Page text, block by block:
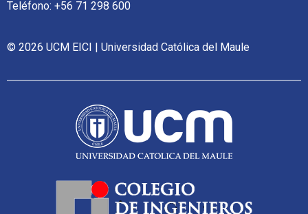
Teléfono: +56 71 298 600
© 2026 UCM EICI | Universidad Católica del Maule